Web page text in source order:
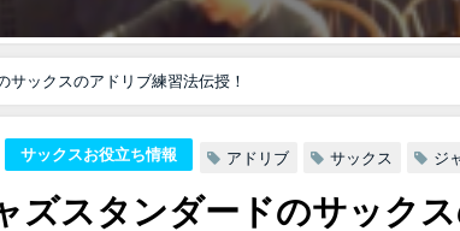
サックスのアドリブ練習法伝授！
サックスお役立ち情報 アドリブ サックス ジ
ズスタンダードのサック